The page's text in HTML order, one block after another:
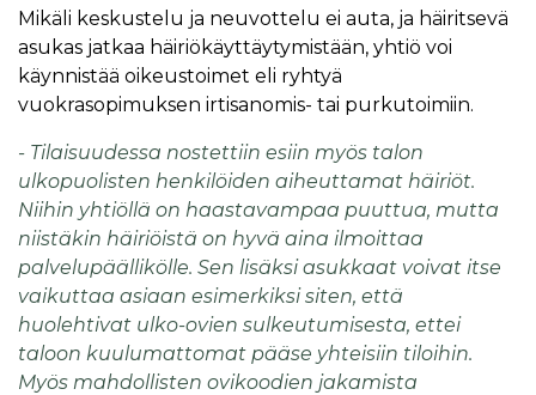
Mikäli keskustelu ja neuvottelu ei auta, ja häiritsevä
asukas jatkaa häiriökäyttäytymistään, yhtiö voi
käynnistää oikeustoimet eli ryhtyä
vuokrasopimuksen irtisanomis- tai purkutoimiin.
- Tilaisuudessa nostettiin esiin myös talon
ulkopuolisten henkilöiden aiheuttamat häiriöt.
Niihin yhtiöllä on haastavampaa puuttua, mutta
niistäkin häiriöistä on hyvä aina ilmoittaa
palvelupäällikölle. Sen lisäksi asukkaat voivat itse
vaikuttaa asiaan esimerkiksi siten, että
huolehtivat ulko-ovien sulkeutumisesta, ettei
taloon kuulumattomat pääse yhteisiin tiloihin.
Myös mahdollisten ovikoodien jakamista